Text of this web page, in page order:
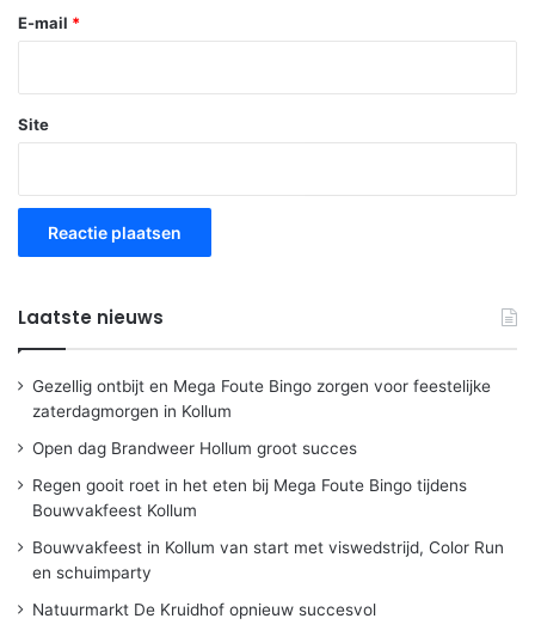
E-mail *
Site
Laatste nieuws
Gezellig ontbijt en Mega Foute Bingo zorgen voor feestelijke
zaterdagmorgen in Kollum
Open dag Brandweer Hollum groot succes
Regen gooit roet in het eten bij Mega Foute Bingo tijdens
Bouwvakfeest Kollum
Bouwvakfeest in Kollum van start met viswedstrijd, Color Run
en schuimparty
Natuurmarkt De Kruidhof opnieuw succesvol